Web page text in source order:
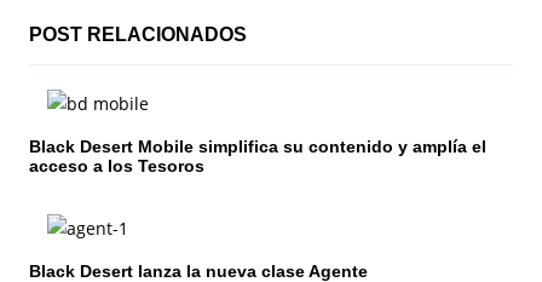
i
n
d
e
e
POST RELACIONADOS
Black Desert Mobile simplifica su contenido y amplía el
acceso a los Tesoros
Black Desert lanza la nueva clase Agente